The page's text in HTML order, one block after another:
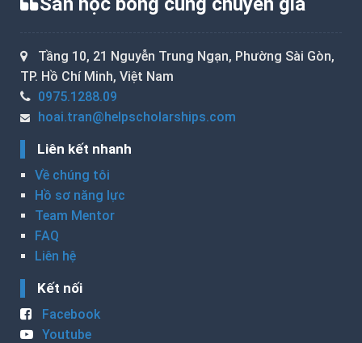
Tầng 10, 21 Nguyễn Trung Ngạn, Phường Sài Gòn,
TP. Hồ Chí Minh, Việt Nam
0975.1288.09
hoai.tran@helpscholarships.com
Liên kết nhanh
Về chúng tôi
Hồ sơ năng lực
Team Mentor
FAQ
Liên hệ
Kết nối
Facebook
Youtube